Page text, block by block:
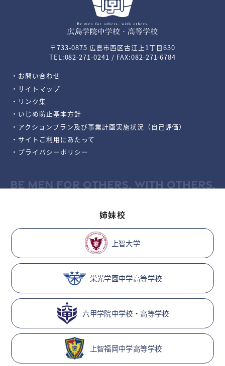
〒733-0875 広島市西区古江上1丁目630
TEL:082-271-0241 / FAX:082-271-6784
・お問い合わせ
・サイトマップ
・リンク集
・いじめ防止基本方針
・アクションプラン及び事業計画実施状況（自己評価）
・サイトご利用にあたって
・プライバシーポリシー
BE MEN FOR OTHERS, WITH OTHERS.
姉妹校
上智大学
栄光学園中学高等学校
六甲学院中学校・高等学校
上智福岡中学高等学校